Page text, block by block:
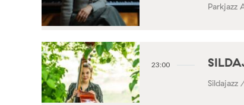
Parkjazz
23:00
Sildajazz